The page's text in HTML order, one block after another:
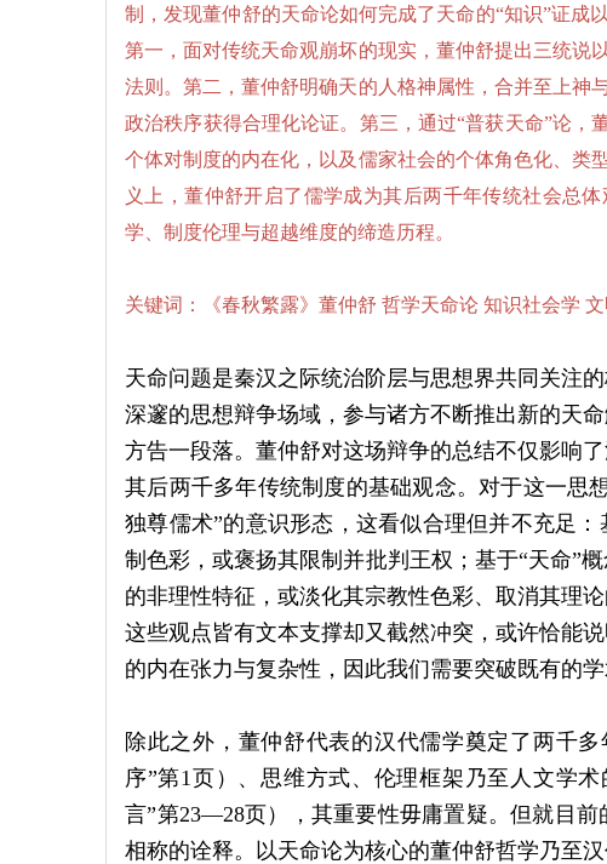
制，发现董仲舒的天命论如何完成了天命的“知识”证成
第一，面对传统天命观崩坏的现实，董仲舒提出三统说
法则。第二，董仲舒明确天的人格神属性，合并至上神
政治秩序获得合理化论证。第三，通过“普获天命”论，
个体对制度的内在化，以及儒家社会的个体角色化、类
义上，董仲舒开启了儒学成为其后两千年传统社会总
学、制度伦理与超越维度的缔造历程。
关键词：《春秋繁露》董仲舒 哲学天命论 知识社会学
天命问题是秦汉之际统治阶层与思想界共同关注
深邃的思想辩争场域，参与诸方不断推出新的天
方告一段落。董仲舒对这场辩争的总结不仅影响
其后两千多年传统制度的基础观念。对于这一思
独尊儒术”的意识形态，这看似合理但并不充足
制色彩，或褒扬其限制并批判王权；基于“天命”
的非理性特征，或淡化其宗教性色彩、取消其理
这些观点皆有文本支撑却又截然冲突，或许恰能
的内在张力与复杂性，因此我们需要突破既有的
除此之外，董仲舒代表的汉代儒学奠定了两千
序”第1页）、思维方式、伦理框架乃至人文学
言”第23—28页），其重要性毋庸置疑。但就目
相称的诠释。以天命论为核心的董仲舒哲学乃至